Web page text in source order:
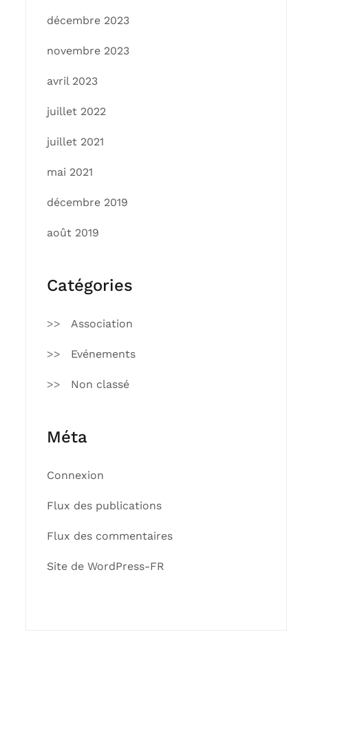
décembre 2023
novembre 2023
avril 2023
juillet 2022
juillet 2021
mai 2021
décembre 2019
août 2019
Catégories
Association
Evénements
Non classé
Méta
Connexion
Flux des publications
Flux des commentaires
Site de WordPress-FR